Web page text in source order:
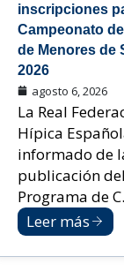
inscripciones
Campeonato
de Menores de
2026
agosto 6, 2026
La Real
Hípica
informado de
publicación del
Programa de
Leer más